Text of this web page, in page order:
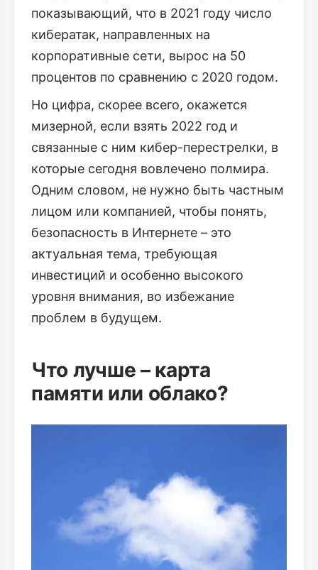
показывающий, что в 2021 году число
кибератак, направленных на
корпоративные сети, вырос на 50
процентов по сравнению с 2020 годом.
Но цифра, скорее всего, окажется
мизерной, если взять 2022 год и
связанные с ним кибер-перестрелки, в
которые сегодня вовлечено полмира.
Одним словом, не нужно быть частным
лицом или компанией, чтобы понять,
безопасность в Интернете – это
актуальная тема, требующая
инвестиций и особенно высокого
уровня внимания, во избежание
проблем в будущем.
Что лучше – карта
памяти или облако?